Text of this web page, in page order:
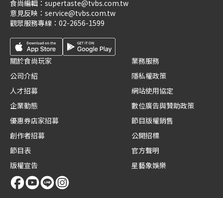
食尚編輯： supertaste@tvbs.com.tw
意見反映： service@tvbs.com.tw
觀眾服務專線： 02-2656-1599
關於食尚玩家
公司介紹
人才招募
企業動態
優惠券店家招募
創作者招募
節目表
版權宣告
業務服務
隱私權政策
網站使用協定
數位廣告與贊助政策
節目版權銷售
公開招標
官方聲明
星藝象娛樂